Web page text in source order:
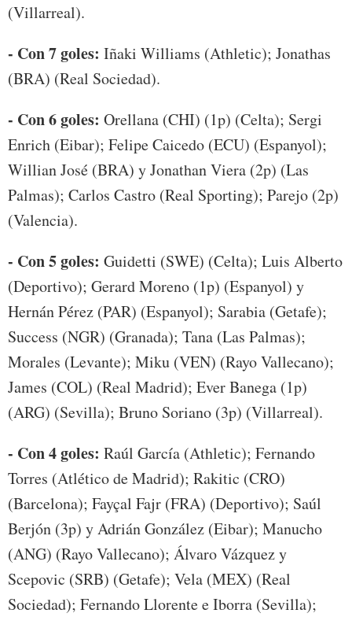
(Villarreal).
- Con 7 goles: Iñaki Williams (Athletic); Jonathas
(BRA) (Real Sociedad).
- Con 6 goles: Orellana (CHI) (1p) (Celta); Sergi
Enrich (Eibar); Felipe Caicedo (ECU) (Espanyol);
Willian José (BRA) y Jonathan Viera (2p) (Las
Palmas); Carlos Castro (Real Sporting); Parejo (2p)
(Valencia).
- Con 5 goles: Guidetti (SWE) (Celta); Luis Alberto
(Deportivo); Gerard Moreno (1p) (Espanyol) y
Hernán Pérez (PAR) (Espanyol); Sarabia (Getafe);
Success (NGR) (Granada); Tana (Las Palmas);
Morales (Levante); Miku (VEN) (Rayo Vallecano);
James (COL) (Real Madrid); Ever Banega (1p)
(ARG) (Sevilla); Bruno Soriano (3p) (Villarreal).
- Con 4 goles: Raúl García (Athletic); Fernando
Torres (Atlético de Madrid); Rakitic (CRO)
(Barcelona); Fayçal Fajr (FRA) (Deportivo); Saúl
Berjón (3p) y Adrián González (Eibar); Manucho
(ANG) (Rayo Vallecano); Álvaro Vázquez y
Scepovic (SRB) (Getafe); Vela (MEX) (Real
Sociedad); Fernando Llorente e Iborra (Sevilla);